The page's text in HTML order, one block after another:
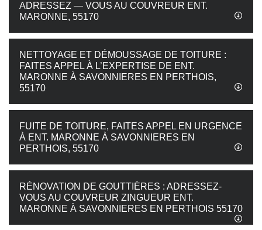
ADRESSEZ — VOUS AU COUVREUR ENT.
MARONNE, 55170
NETTOYAGE ET DÉMOUSSAGE DE TOITURE :
FAITES APPEL À L’EXPERTISE DE ENT.
MARONNE À SAVONNIERES EN PERTHOIS,
55170
FUITE DE TOITURE, FAITES APPEL EN URGENCE
À ENT. MARONNE À SAVONNIERES EN
PERTHOIS, 55170
RÉNOVATION DE GOUTTIÈRES : ADRESSEZ-
VOUS AU COUVREUR ZINGUEUR ENT.
MARONNE À SAVONNIERES EN PERTHOIS 55170